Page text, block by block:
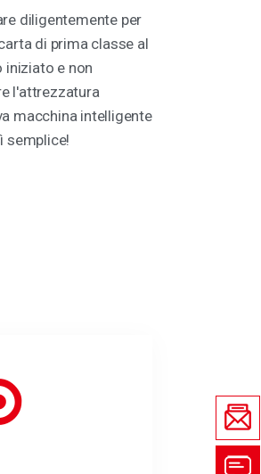
diligentemente per
di prima classe al
iniziato e non
l'attrezzatura
macchina intelligente
semplice!